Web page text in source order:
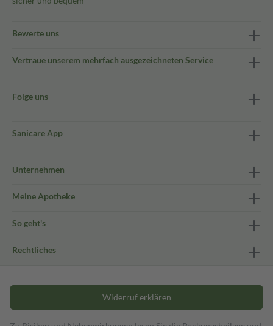
Bewerte uns
Vertraue unserem mehrfach ausgezeichneten Service
Folge uns
Sanicare App
Unternehmen
Meine Apotheke
So geht's
Rechtliches
Widerruf erklären